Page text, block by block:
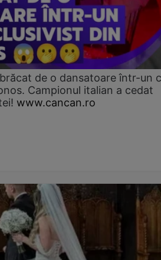
de o dansatoare într-un
Campionul italian a cedat
www.cancan.ro